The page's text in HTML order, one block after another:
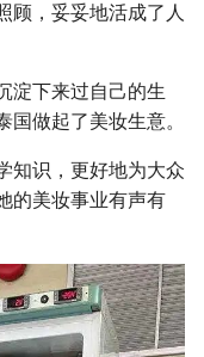
顾，妥妥地活成了人
淀下来过自己的生
做起了美妆生意。
知识，更好地为大众
的美妆事业有声有